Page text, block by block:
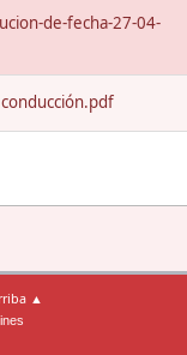
de-fecha-27-04-
▲